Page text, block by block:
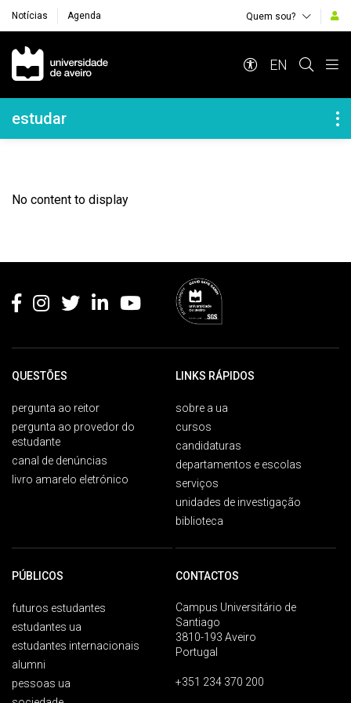
Notícias Agenda Quem sou?
Navegação Principal
EN
Navegação Lateral
estudar
No content to display
QUESTÕES
pergunta ao reitor
pergunta ao provedor do
estudante
canal de denúncias
livro amarelo eletrónico
LINKS RÁPIDOS
sobre a ua
cursos
candidaturas
departamentos e escolas
serviços
unidades de investigação
biblioteca
PÚBLICOS
futuros estudantes
estudantes ua
estudantes internacionais
alumni
pessoas ua
CONTACTOS
Campus Universitário de
Santiago
3810-193 Aveiro
Portugal
+351 234 370 200